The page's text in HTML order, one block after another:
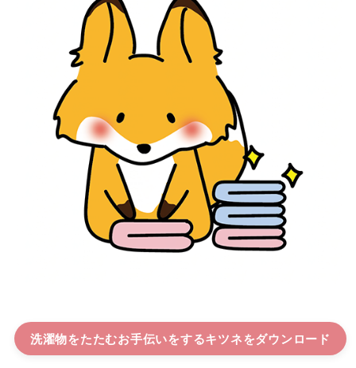
洗濯物をたたむお手伝いをするキツネ